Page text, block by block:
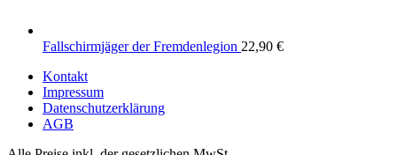
Fallschirmjäger der Fremdenlegion 22,90 €
Kontakt
Impressum
Datenschutzerklärung
AGB